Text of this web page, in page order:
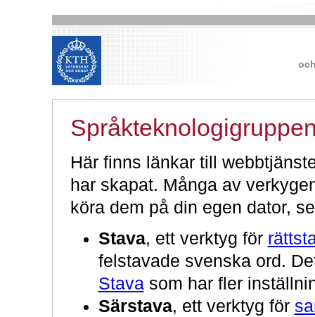
Här finns länkar till
har skapat. Många av
köra dem på din egen dator,
Stava, ett verktyg för
felstavade svenska ord.
Stavasom har fler
Särstava, ett verktyg för